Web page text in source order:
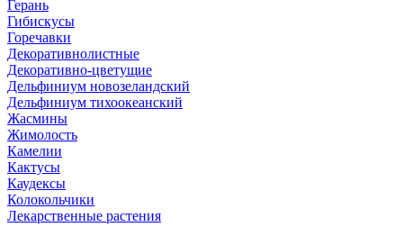
Герань
Гибискусы
Горечавки
Декоративнолистные
Декоративно-цветущие
Дельфиниум новозеландский
Дельфиниум тихоокеанский
Жасмины
Жимолость
Камелии
Кактусы
Каудексы
Колокольчики
Лекарственные растения